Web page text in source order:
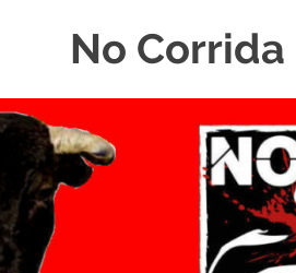
No Corrida
la
corrida